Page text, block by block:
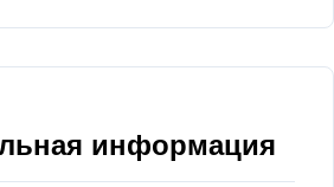
информация